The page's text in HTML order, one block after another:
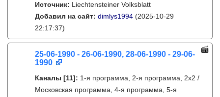
Источник: Liechtensteiner Volksblatt
Добавил на сайт: dimlys1994 (2025-10-29
22:17:37)
25-06-1990 - 26-06-1990, 28-06-1990 - 29-06-
1990
Каналы [11]: 1-я программа, 2-я программа, 2х2 /
Московская программа, 4-я программа, 5-я